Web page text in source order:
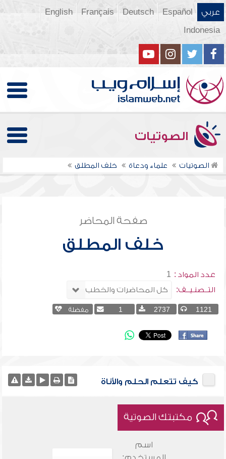
عربي Español
Deutsch
Français
English
Indonesia
الصوتيات
الصوتيات علماء ودعاة خلف المطلق
صفحة المحاضر
خلف المطلق
عدد المواد : 1
التــصنـيــف:
1121
2737
1 مفضلة
كيف تتعلم الحلم والأناة
مكتبتك الصوتية
اسم